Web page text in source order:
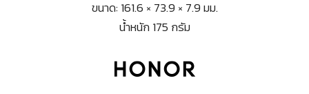
ขนาด: 161.6 × 73.9 × 7.9 มม.
น้ำหนัก 175 กรัม